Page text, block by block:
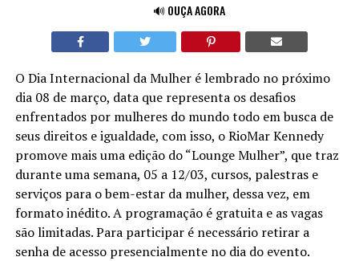
🔊 OUÇA AGORA
O Dia Internacional da Mulher é lembrado no próximo
dia 08 de março, data que representa os desafios
enfrentados por mulheres do mundo todo em busca de
seus direitos e igualdade, com isso, o RioMar Kennedy
promove mais uma edição do “Lounge Mulher”, que traz
durante uma semana, 05 a 12/03, cursos, palestras e
serviços para o bem-estar da mulher, dessa vez, em
formato inédito. A programação é gratuita e as vagas
são limitadas. Para participar é necessário retirar a
senha de acesso presencialmente no dia do evento.